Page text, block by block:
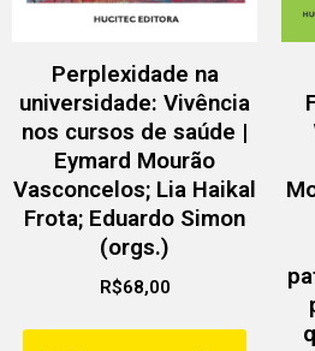
Perplexidade na
universidade: Vivência
nos cursos de saúde |
Eymard Mourão
Vasconcelos; Lia Haikal
Frota; Eduardo Simon
(orgs.)
R$68,00